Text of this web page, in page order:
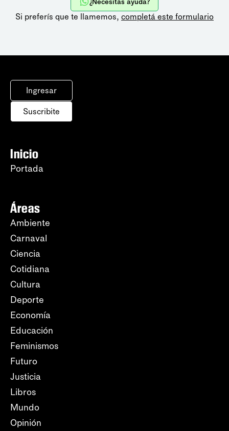
Si preferís que te llamemos, completá este formulario
Ingresar
Suscribite
Inicio
Portada
Áreas
Ambiente
Carnaval
Ciencia
Cotidiana
Cultura
Deporte
Economía
Educación
Feminismos
Futuro
Justicia
Libros
Mundo
Opinión